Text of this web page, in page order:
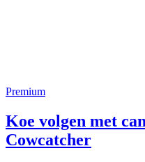
Premium
Koe volgen met
Cowcatcher